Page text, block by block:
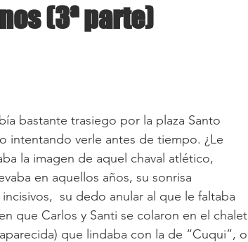
(3ª parte)
bastante trasiego por la plaza Santo
intentando verle antes de tiempo. ¿Le
la imagen de aquel chaval atlético,
en aquellos años, su sonrisa
su dedo anular al que le faltaba
que Carlos y Santi se colaron en el chalet
que lindaba con la de “Cuqui”, o